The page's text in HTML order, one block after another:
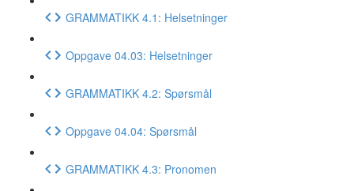
GRAMMATIKK 4.1: Helsetninger
Oppgave 04.03: Helsetninger
GRAMMATIKK 4.2: Spørsmål
Oppgave 04.04: Spørsmål
GRAMMATIKK 4.3: Pronomen